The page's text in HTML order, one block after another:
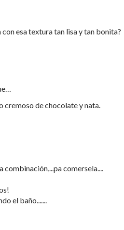
con esa textura tan lisa y tan bonita?
cremoso de chocolate y nata.
combinación,...pa comersela....
el baño.......